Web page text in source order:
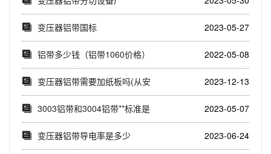
变压器铝带国标 2023-05-27
铝带多少钱（铝带1060价格） 2022-05-08
变压器铝带需要加纸板吗(从安
全、保护和稳定...
2023-12-13
3003铝带和3004铝带**标准是
多少
2023-05-07
变压器铝带导电率是多少 2023-06-24